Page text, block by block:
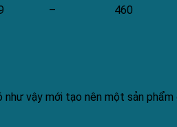
– 460
vậy mới tạo nên một sản